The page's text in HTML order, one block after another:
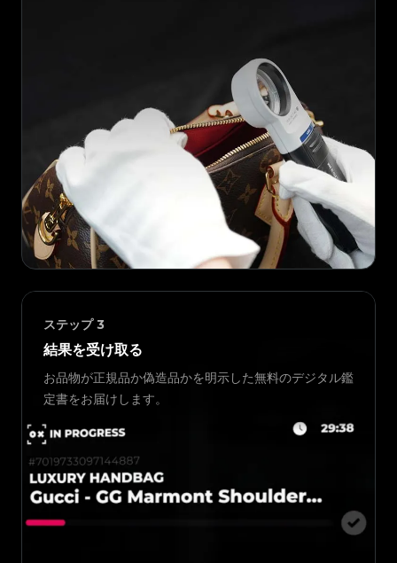
ステップ 3
結果を受け取る
お品物が正規品か偽造品かを明示した無料のデジタル鑑
定書をお届けします。